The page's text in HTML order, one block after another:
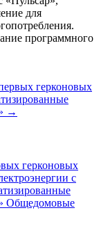
для
программного
герконовых
→
герконовых
с
Общедомовые